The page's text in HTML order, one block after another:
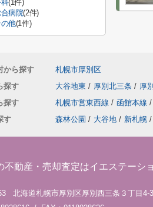
(1件)
病院(2件)
他(1件)
から探す
札幌市厚別区
探す
大谷地東 / 厚別北三条 / 厚
探す
札幌市営東西線 / 函館本線 /
す
森林公園 / 大谷地 / 新札幌 /
不動産・売却査定はイエステーシ
北海道札幌市厚別区厚別西三条３丁目4-